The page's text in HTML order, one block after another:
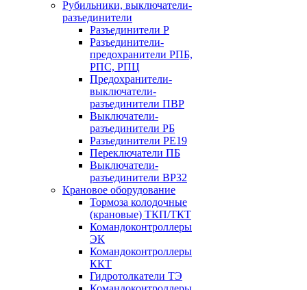
Рубильники, выключатели-
разъединители
Разъединители Р
Разъединители-
предохранители РПБ,
РПС, РПЦ
Предохранители-
выключатели-
разъединители ПВР
Выключатели-
разъединители РБ
Разъединители РЕ19
Переключатели ПБ
Выключатели-
разъединители ВР32
Крановое оборудование
Тормоза колодочные
(крановые) ТКП/ТКТ
Командоконтроллеры
ЭК
Командоконтроллеры
ККТ
Гидротолкатели ТЭ